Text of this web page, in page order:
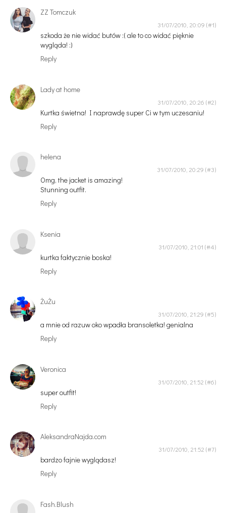
ZZ Tomczuk
31/07/2010, 20:09
szkoda że nie widać butów :( ale to co widać pięknie
wygląda! :)
Reply
Lady at home
31/07/2010, 20:26
Kurtka świetna! I naprawdę super Ci w tym uczesaniu!
Reply
helena
31/07/2010, 20:29
Omg, the jacket is amazing!
Stunning outfit.
Reply
Ksenia
31/07/2010, 21:01
kurtka faktycznie boska!
Reply
ŻuŻu
31/07/2010, 21:29
a mnie od razuw oko wpadła bransoletka! genialna
Reply
Veronica
31/07/2010, 21:52
super outfit!
Reply
AleksandraNajda.com
31/07/2010, 21:52
bardzo fajnie wyglądasz!
Reply
Fash.Blush